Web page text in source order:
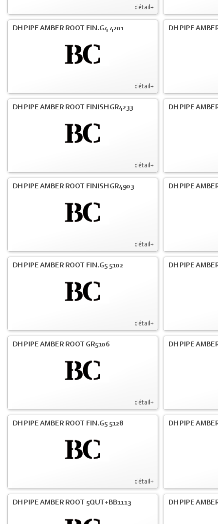
détail+
détail+
DH PIPE AMBER ROOT FIN.G4 4201 DH PIPE
détail+
DH PIPE AMBER ROOT FINISH GR4233 DH PIPE
détail+
DH PIPE AMBER ROOT FINISH GR4903 DH PIPE
détail+
DH PIPE AMBER ROOT FIN.G5 5102 DH PIPE
détail+
DH PIPE AMBER ROOT GR5106 DH PIPE
détail+
DH PIPE AMBER ROOT FIN.G5 5128 DH PIPE
DH PIPE AMBER ROOT 5QUT+BB1113 DH PIPE